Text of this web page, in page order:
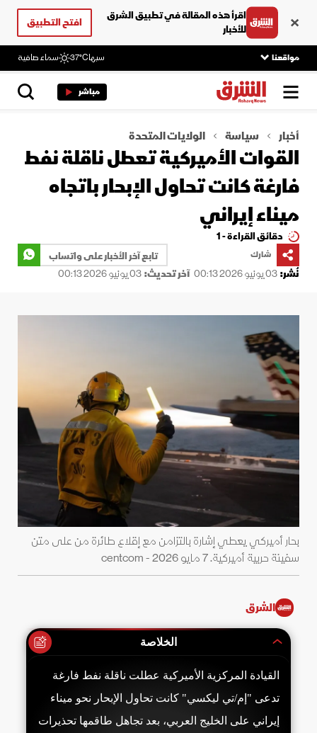
اقرأ هذه المقالة في تطبيق الشرق
للأخبار
افتح التطبيق
مواقعنا سبها37°C سماء صافية
مباشر
أخبار سياسة الولايات المتحدة
القوات الأميركية تعطل ناقلة نفط
فارغة كانت تحاول الإبحار باتجاه
ميناء إيراني
دقائق القراءة - 1
شارك
تابع آخر الأخبار على واتساب
نُشر:03 يونيو 2026 00:13 آخر تحديث:03 يونيو 2026 00:13
بحار أميركي يعطي إشارة بالتزامن مع إقلاع طائرة من على متن
سفينة حربية أميركية. 7 مايو 2026 - centcom
الشرق
الخلاصة
القيادة المركزية الأميركية عطلت ناقلة نفط فارغة
تدعى "إم/تي ليكسي" كانت تحاول الإبحار نحو ميناء
إيراني على الخليج العربي، بعد تجاهل طاقمها تحذيرات